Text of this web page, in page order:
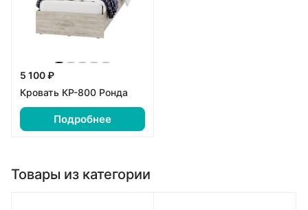
5 100 ₽
Кровать КР-800 Ронда
Подробнее
Товары из категории